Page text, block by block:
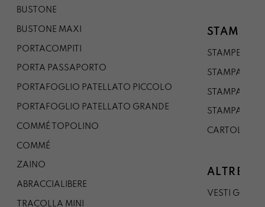
BUSTONE
BUSTONE MAXI
PORTACOMPITI
PORTA PASSAPORTO
PORTAFOGLIO PATELLATO PICCOLO
PORTAFOGLIO PATELLATO GRANDE
COMMÉ TOPOLINO
COMMÉ
ZAINO
ABRACCIALIBERE
TRACOLLA MINI
STAMPE
STAMPE A5
STAMPA A3
STAMPA A1
STAMPA A0
CARTOLINA
ALTRE
VESTI